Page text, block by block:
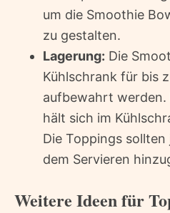
um die Smoothie
zu gestalten.
Lagerung: Die
Kühlschrank für bis
aufbewahrt
hält sich im
Die Toppings
dem Servieren
Weitere Ideen für